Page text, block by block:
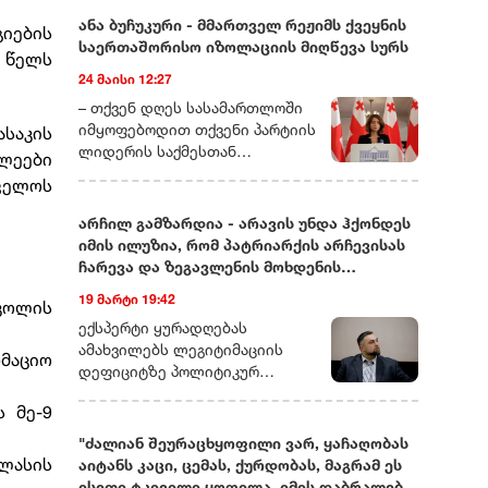
წელს
მე-9
ანა ბუჩუკური - მმართველ რეჟიმს ქვეყნის
საერთაშორისო იზოლაციის მიღწევა სურს
24 მაისი 12:27
– თქვენ დღეს სასამართლოში
იმყოფებოდით თქვენი პარტიის
ლიდერის საქმესთან
ეს საქმე და რამდენად
სიმბოლურად ასახავს იმას, რაც
ახლა საქართველოში
ოპოზიციური ძალების თავს
ხდება?– დარწმუნებული ვარ,
უკვე იცით, რომ დღეს თითქმის
ყველა ოპოზიციური ლიდერი ან
ციხეშია და
ემიგრაციაში იმყოფება. მსგავსი
რამ საქართველოში ადრე
არასდროს მომხდარა!
არჩილ გამზარდია - არავის უნდა ჰქონდეს
იმის ილუზია, რომ პატრიარქის არჩევისას
ჩარევა და ზეგავლენის მოხდენის
19 მარტი 19:42
ექსპერტი ყურადღებას
ამახვილებს ლეგიტიმაციის
დეფიციტზე პოლიტიკურ
საეკლესიო იერარქიაში
არსებულ შიდა დინებებზე.
გამზარდიას პროგნოზით,
"ძალიან შეურაცხყოფილი ვარ, ყაჩაღობას
აიტანს კაცი, ცემას, ქურდობას, მაგრამ ეს